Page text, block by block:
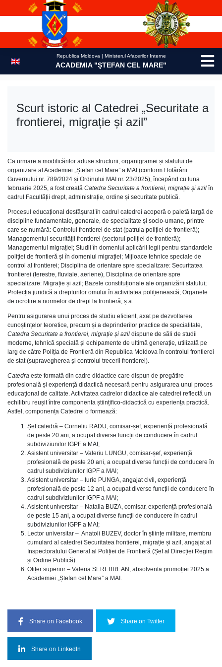
Republica Moldova | Ministerul Afacerilor Interne
ACADEMIA "ŞTEFAN CEL MARE"
Scurt istoric al Catedrei „Securitate a
frontierei, migrație și azil”
Ca urmare a modificărilor aduse structurii, organigramei și statului de
organizare al Academiei „Ștefan cel Mare” a MAI (conform Hotărârii
Guvernului nr. 789/2024 și Ordinului MAI nr. 23/2025), începând cu luna
februarie 2025, a fost creată Catedra Securitate a frontierei, migrație și azil în
cadrul Facultății drept, administrație, ordine și securitate publică.
Procesul educațional desfășurat în cadrul catedrei acoperă o paletă largă de
discipline fundamentale, generale, de specialitate și socio-umane, printre
care se numără: Controlul frontierei de stat (patrula poliției de frontieră);
Managementul securității frontierei (sectorul poliției de frontieră);
Managementul migrației; Studii în domeniul aplicării legii pentru standardele
poliției de frontieră și în domeniul migrației; Mijloace tehnice speciale de
control al frontierei; Disciplina de orientare spre specializare: Securitatea
frontierei (terestre, fluviale, aeriene), Disciplina de orientare spre
specializare: Migrație și azil; Bazele constituționale ale organizării statului;
Protecția juridică a drepturilor omului în activitatea polițienească; Organele
de ocrotire a normelor de drept la frontieră, ș.a.
Pentru asigurarea unui proces de studiu eficient, axat pe dezvoltarea
cunoștințelor teoretice, precum și a deprinderilor practice de specialitate,
Catedra Securitate a frontierei, migrație și azil dispune de săli de studii
moderne, tehnică specială și echipamente de ultimă generație, utilizată pe
larg de către Poliția de Frontieră din Republica Moldova în controlul frontierei
de stat (supravegherea și controlul trecerii frontierei).
Catedra este formată din cadre didactice care dispun de pregătire
profesională și experiență didactică necesară pentru asigurarea unui proces
educațional de calitate. Activitatea cadrelor didactice ale catedrei reflectă un
echilibru reușit între componenta științifico-didactică cu experiența practică.
Astfel, componența Catedrei o formează:
Șef catedră – Corneliu RADU, comisar-șef, experiență profesională
de peste 20 ani, a ocupat diverse funcții de conducere în cadrul
subdiviziunilor IGPF a MAI;
Asistent universitar – Valeriu LUNGU, comisar-șef, experiență
profesională de peste 20 ani, a ocupat diverse funcții de conducere în
cadrul subdiviziunilor IGPF a MAI;
Asistent universitar – Iurie PUNGA, angajat civil, experiență
profesională de peste 12 ani, a ocupat diverse funcții de conducere în
cadrul subdiviziunilor IGPF a MAI;
Asistent universitar – Natalia BUZA, comisar, experiență profesională
de peste 15 ani, a ocupat diverse funcții de conducere în cadrul
subdiviziunilor IGPF a MAI;
Lector universitar – Anatoli BUZEV, doctor în științe militare, membru
cumulard al catedrei Securitatea frontierei, migrație și azil, angajat al
Inspectoratului General al Poliției de Frontieră (Șef al Direcției Regim
și Ordine Publică).
Ofițer superior – Valeria SEREBREAN, absolventa promoției 2025 a
Academiei „Ștefan cel Mare” a MAI.
Share on Facebook Share on Twitter
Share on LinkedIn